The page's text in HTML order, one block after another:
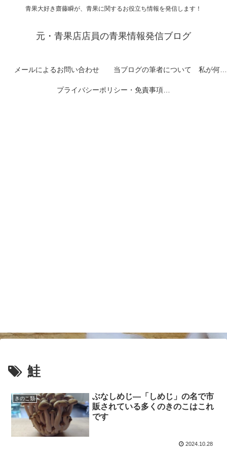
青果大好き齋藤瞬が、青果に関するお役立ち情報を発信します！
元・青果店店員の青果情報発信ブログ
メールによるお問い合わせ 当ブログの筆者について 私が何者なのかを紹介します
プライバシーポリシー・免責事項など
鮭
きのこ類
ぶなしめじ―「しめじ」の名で市
販されている多くのきのこはこれ
です
2024.10.28